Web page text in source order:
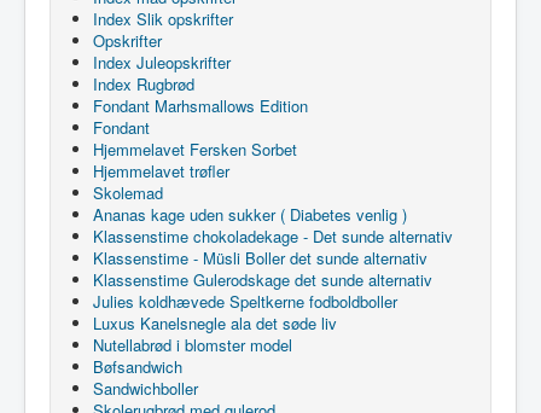
Index Slik opskrifter
Opskrifter
Index Juleopskrifter
Index Rugbrød
Fondant Marhsmallows Edition
Fondant
Hjemmelavet Fersken Sorbet
Hjemmelavet trøfler
Skolemad
Ananas kage uden sukker ( Diabetes venlig )
Klassenstime chokoladekage - Det sunde alternativ
Klassenstime - Müsli Boller det sunde alternativ
Klassenstime Gulerodskage det sunde alternativ
Julies koldhævede Speltkerne fodboldboller
Luxus Kanelsnegle ala det søde liv
Nutellabrød i blomster model
Bøfsandwich
Sandwichboller